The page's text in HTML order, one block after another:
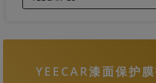
YEECAR漆面保护